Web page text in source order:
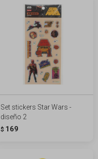
Set stickers Star Wars -
diseño 2
$ 169